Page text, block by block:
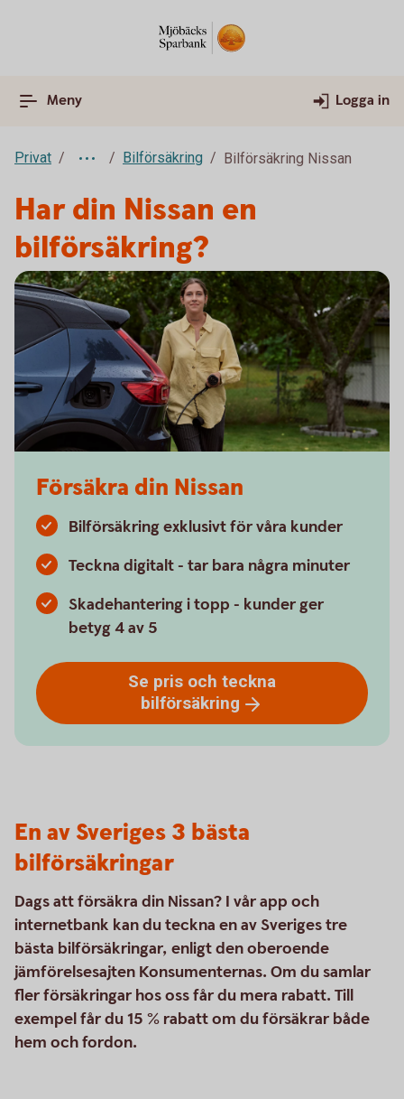
Meny Logga in
Privat Bilförsäkring Bilförsäkring Nissan
Har din Nissan en
bilförsäkring?
Försäkra din Nissan
Bilförsäkring exklusivt för våra kunder
Teckna digitalt - tar bara några minuter
Skadehantering i topp - kunder ger
betyg 4 av 5
Se pris och teckna
bilförsäkring
En av Sveriges 3 bästa
bilförsäkringar
Dags att försäkra din Nissan? I vår app och
internetbank kan du teckna en av Sveriges tre
bästa bilförsäkringar, enligt den oberoende
jämförelsesajten Konsumenternas. Om du samlar
fler försäkringar hos oss får du mera rabatt. Till
exempel får du 15 % rabatt om du försäkrar både
hem och fordon.